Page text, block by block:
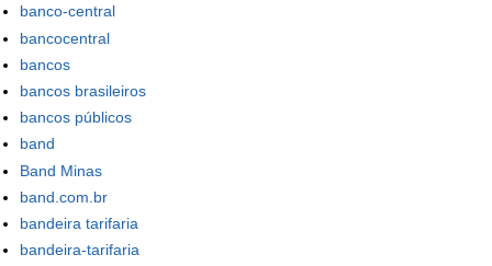
banco-central
bancocentral
bancos
bancos brasileiros
bancos públicos
band
Band Minas
band.com.br
bandeira tarifaria
bandeira-tarifaria